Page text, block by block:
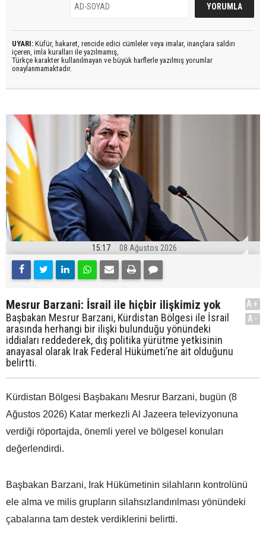
UYARI: Küfür, hakaret, rencide edici cümleler veya imalar, inançlara saldırı
içeren, imla kuralları ile yazılmamış,
Türkçe karakter kullanılmayan ve büyük harflerle yazılmış yorumlar
onaylanmamaktadır.
15:17 08 Ağustos 2026
Mesrur Barzani: İsrail ile hiçbir ilişkimiz yok
Başbakan Mesrur Barzani, Kürdistan Bölgesi ile İsrail
arasında herhangi bir ilişki bulunduğu yönündeki
iddiaları reddederek, dış politika yürütme yetkisinin
anayasal olarak Irak Federal Hükümeti’ne ait olduğunu
belirtti.
A+
A-
Kürdistan Bölgesi Başbakanı Mesrur Barzani, bugün (8
Ağustos 2026) Katar merkezli Al Jazeera televizyonuna
verdiği röportajda, önemli yerel ve bölgesel konuları
değerlendirdi.
Başbakan Barzani, Irak Hükümetinin silahların kontrolünü
ele alma ve milis grupların silahsızlandırılması yönündeki
çabalarına tam destek verdiklerini belirtti.